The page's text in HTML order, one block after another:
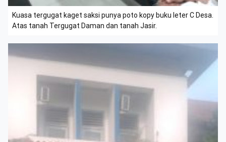
Kuasa tergugat kaget saksi punya poto kopy buku leter C Desa.
Atas tanah Tergugat Daman dan tanah Jasir.